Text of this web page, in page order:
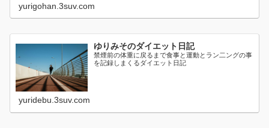
yurigohan.3suv.com
ゆりみそのダイエット日記
禁煙前の体重に戻るまで食事と運動とラン二ングの事
を記録しまくるダイエット日記
yuridebu.3suv.com